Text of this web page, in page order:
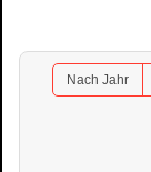
Nach Jahr